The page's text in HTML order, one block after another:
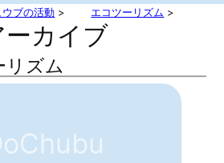
ウブの活動 > エコツーリズム >
ーカイブ
リズム